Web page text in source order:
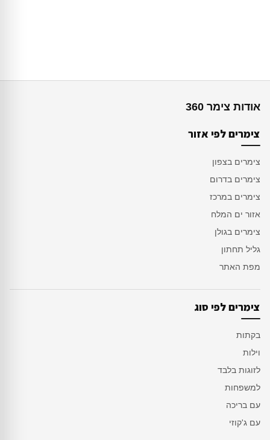
אודות צימר 360
צימרים לפי אזור
צימרים בצפון
צימרים בדרום
צימרים במרכז
אזור ים המלח
צימרים בגולן
גליל תחתון
מפת האתר
צימרים לפי סוג
בקתות
וילות
לזוגות בלבד
למשפחות
עם בריכה
עם ג'קוזי